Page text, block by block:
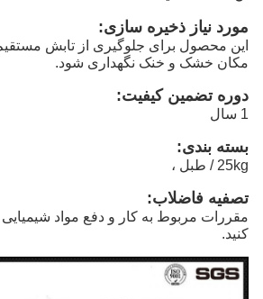
مورد نیاز ذخیره سازی:
این محصول برای جلوگیری از تابش مستقیم
مکان خشک و خنک نگهداری شود.
دوره تضمین کیفیت:
1 سال
بسته بندی:
25kg / طبل ،
تصفیه فاضلاب:
مقررات مربوط به کار و دفع مواد شیمیایی
کنید.